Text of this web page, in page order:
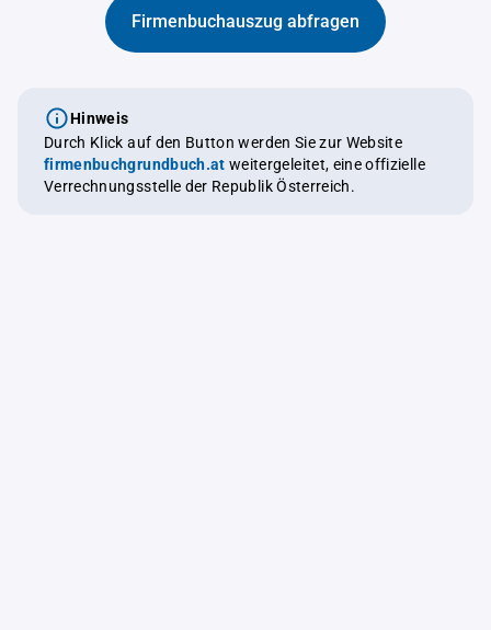
Firmenbuchauszug abfragen
Hinweis
Durch Klick auf den Button werden Sie zur Website
firmenbuchgrundbuch.at weitergeleitet, eine offizielle
Verrechnungsstelle der Republik Österreich.